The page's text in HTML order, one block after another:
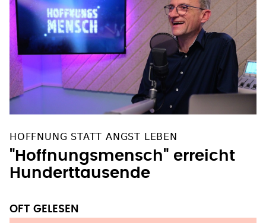
HOFFNUNG STATT ANGST LEBEN
"Hoffnungsmensch" erreicht
Hunderttausende
OFT GELESEN